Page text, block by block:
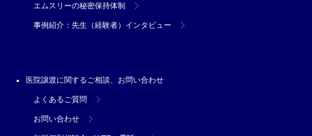
エムスリーの秘密保持体制
事例紹介：先生（経験者）インタビュー
医院譲渡に関するご相談、お問い合わせ
よくあるご質問
お問い合わせ